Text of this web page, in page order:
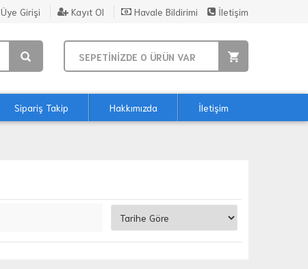
Üye Girişi Kayıt Ol Havale Bildirimi İletişim
SEPETİNİZDE 0 ÜRÜN VAR
Sipariş Takip Hakkımızda İletişim